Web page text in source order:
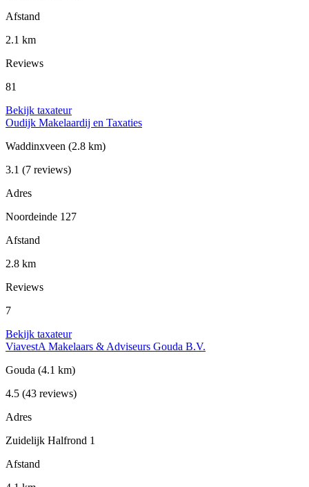
Afstand
2.1 km
Reviews
81
Bekijk taxateur
Oudijk Makelaardij en Taxaties
Waddinxveen (2.8 km)
3.1 (7 reviews)
Adres
Noordeinde 127
Afstand
2.8 km
Reviews
7
Bekijk taxateur
ViavestA Makelaars & Adviseurs Gouda B.V.
Gouda (4.1 km)
4.5 (43 reviews)
Adres
Zuidelijk Halfrond 1
Afstand